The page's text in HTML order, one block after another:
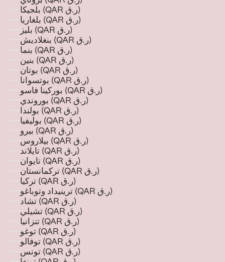
بلجيكا (QAR ر.ق)
بلغاريا (QAR ر.ق)
بليز (QAR ر.ق)
بنغلاديش (QAR ر.ق)
بنما (QAR ر.ق)
بنين (QAR ر.ق)
بوتان (QAR ر.ق)
بوتسوانا (QAR ر.ق)
بوركينا فاسو (QAR ر.ق)
بوروندي (QAR ر.ق)
بولندا (QAR ر.ق)
بوليفيا (QAR ر.ق)
بيرو (QAR ر.ق)
بيلاروس (QAR ر.ق)
تايلاند (QAR ر.ق)
تايوان (QAR ر.ق)
تركمانستان (QAR ر.ق)
تركيا (QAR ر.ق)
ترينيداد وتوباغو (QAR ر.ق)
تشاد (QAR ر.ق)
تشيلي (QAR ر.ق)
تنزانيا (QAR ر.ق)
توغو (QAR ر.ق)
توفالو (QAR ر.ق)
تونس (QAR ر.ق)